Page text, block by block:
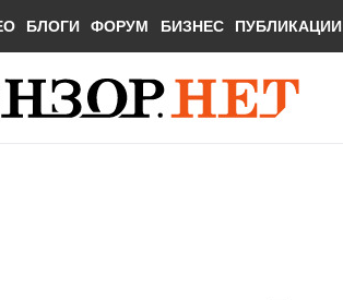
БЛОГИ ФОРУМ БИЗНЕС ПУБЛИКАЦИИ